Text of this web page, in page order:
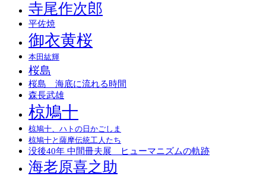
寺尾作次郎
平佐焼
御衣黄桜
本田紘輝
桜島
桜島 海底に流れる時間
森長武雄
椋鳩十
椋鳩十、ハトの日かごしま
椋鳩十と薩摩伝統工人たち
没後40年 中間冊夫展 ヒューマニズムの軌跡
海老原喜之助